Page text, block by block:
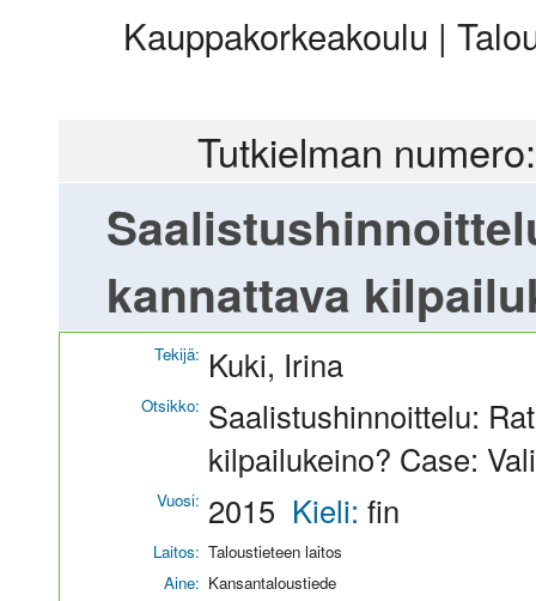
Kauppakorkeakoulu |
Tutkielman
kannattava
Tekijä: Kuki, Irina
Otsikko: Saalistushinnoittelu:
kilpailukeino? Case:
Vuosi: 2015 Kieli: fin
Laitos: Taloustieteen laitos
Aine: Kansantaloustiede